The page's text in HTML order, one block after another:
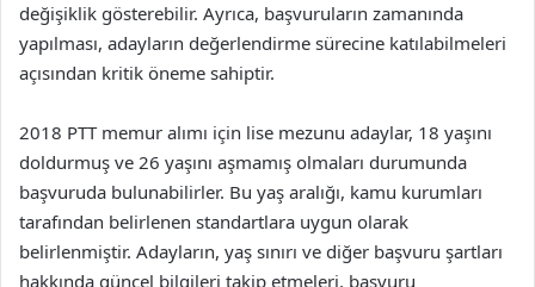
değişiklik gösterebilir. Ayrıca, başvuruların zamanında
yapılması, adayların değerlendirme sürecine katılabilmeleri
açısından kritik öneme sahiptir.
2018 PTT memur alımı için lise mezunu adaylar, 18 yaşını
doldurmuş ve 26 yaşını aşmamış olmaları durumunda
başvuruda bulunabilirler. Bu yaş aralığı, kamu kurumları
tarafından belirlenen standartlara uygun olarak
belirlenmiştir. Adayların, yaş sınırı ve diğer başvuru şartları
hakkında güncel bilgileri takip etmeleri, başvuru